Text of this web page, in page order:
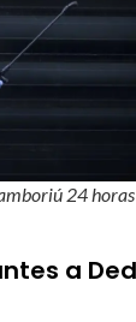
24
a